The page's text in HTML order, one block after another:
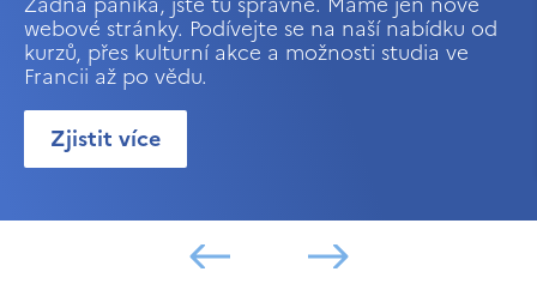
webové stránky. Podívejte se na naší nabídku od
kurzů, přes kulturní akce a možnosti studia ve
Francii až po vědu.
Zjistit více